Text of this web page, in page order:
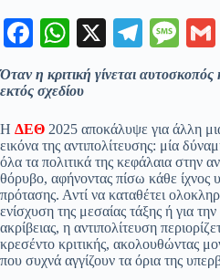
Fa
bo
ok
W
ha
ts
A
pp
X
Te
a
m
M
ge
Όταν η κριτική γίνεται αυτοσκοπός
εκτός σχεδίου
Η ΔΕΘ 2025 αποκάλυψε για άλλη
εικόνα της αντιπολίτευσης: μία
όλα τα πολιτικά της κεφάλαια στην
θόρυβο, αφήνοντας πίσω κάθε ίχνος
πρότασης. Αντί να καταθέτει
ενίσχυση της μεσαίας τάξης ή για
ακρίβειας, η αντιπολίτευση
κρεσέντο κριτικής, ακολουθώντας
που συχνά αγγίζουν τα όρια της